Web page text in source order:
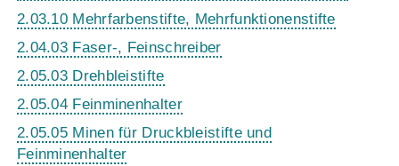
2.03.10 Mehrfarbenstifte, Mehrfunktionenstifte
2.04.03 Faser-, Feinschreiber
2.05.03 Drehbleistifte
2.05.04 Feinminenhalter
2.05.05 Minen für Druckbleistifte und
Feinminenhalter